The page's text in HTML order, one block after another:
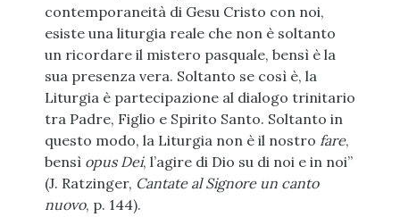
contemporaneità di Gesu Cristo con noi,
esiste una liturgia reale che non è soltanto
un ricordare il mistero pasquale, bensì è la
sua presenza vera. Soltanto se così è, la
Liturgia è partecipazione al dialogo trinitario
tra Padre, Figlio e Spirito Santo. Soltanto in
questo modo, la Liturgia non è il nostro fare,
bensì opus Dei, l’agire di Dio su di noi e in noi”
(J. Ratzinger, Cantate al Signore un canto
nuovo, p. 144).